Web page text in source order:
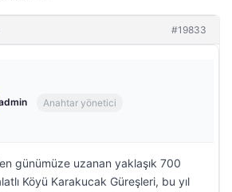
#19833
Anahtar yönetici
günümüze uzanan yaklaşık 700
Köyü Karakucak Güreşleri, bu yıl